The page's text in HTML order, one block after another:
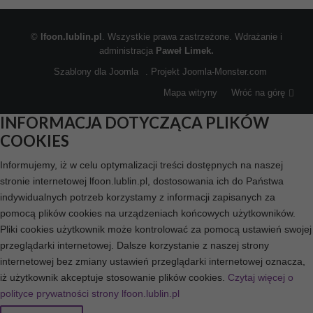
© lfoon.lublin.pl
. Wszystkie prawa zastrzeżone. Wdrażanie i
administracja Paweł Limek.
Szablony dla Joomla
. Projekt Joomla-Monster.com
Mapa witryny
Wróć na górę
INFORMACJA DOTYCZĄCA PLIKÓW
COOKIES
Informujemy, iż w celu optymalizacji treści dostępnych na naszej
stronie internetowej lfoon.lublin.pl, dostosowania ich do Państwa
indywidualnych potrzeb korzystamy z informacji zapisanych za
pomocą plików cookies na urządzeniach końcowych użytkowników.
Pliki cookies użytkownik może kontrolować za pomocą ustawień swojej
przeglądarki internetowej. Dalsze korzystanie z naszej strony
internetowej bez zmiany ustawień przeglądarki internetowej oznacza,
iż użytkownik akceptuje stosowanie plików cookies. Czytaj więcej o
polityce prywatności strony lfoon.lublin.pl